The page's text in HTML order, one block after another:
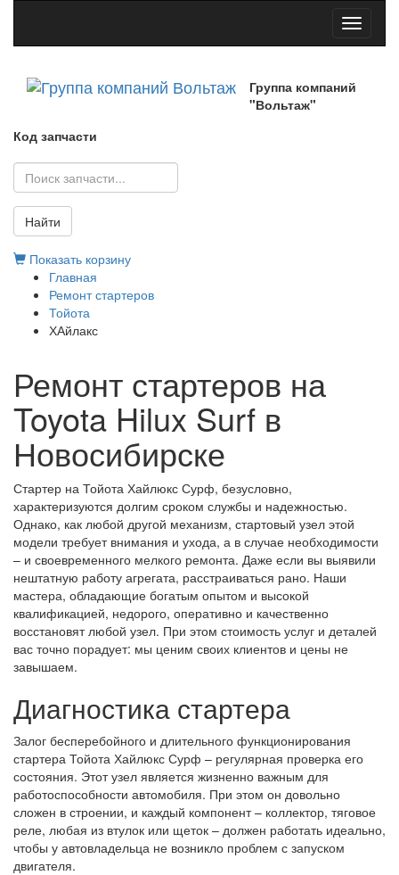
Toggle
Группа компаний
"Вольтаж"
Код запчасти
Найти
Показать корзину
Главная
Ремонт стартеров
Тойота
ХАйлакс
Ремонт стартеров на
Toyota Hilux Surf в
Новосибирске
Стартер на Тойота Хайлюкс Сурф, безусловно,
характеризуются долгим сроком службы и надежностью.
Однако, как любой другой механизм, стартовый узел этой
модели требует внимания и ухода, а в случае необходимости
– и своевременного мелкого ремонта. Даже если вы выявили
нештатную работу агрегата, расстраиваться рано. Наши
мастера, обладающие богатым опытом и высокой
квалификацией, недорого, оперативно и качественно
восстановят любой узел. При этом стоимость услуг и деталей
вас точно порадует: мы ценим своих клиентов и цены не
завышаем.
Диагностика стартера
Залог бесперебойного и длительного функционирования
стартера Тойота Хайлюкс Сурф – регулярная проверка его
состояния. Этот узел является жизненно важным для
работоспособности автомобиля. При этом он довольно
сложен в строении, и каждый компонент – коллектор, тяговое
реле, любая из втулок или щеток – должен работать идеально,
чтобы у автовладельца не возникло проблем с запуском
двигателя.